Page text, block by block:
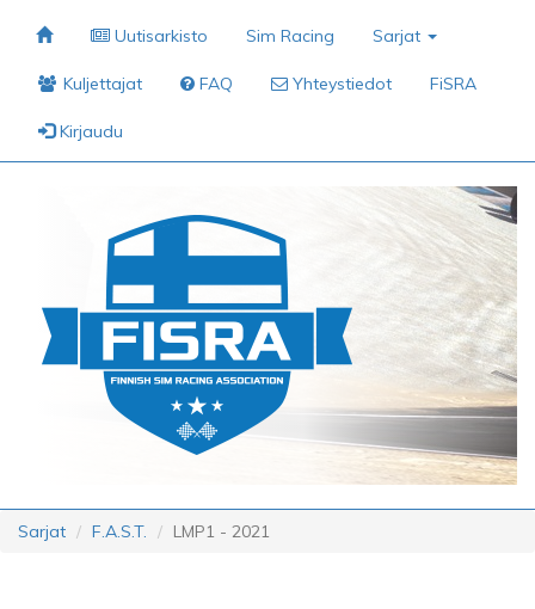
Uutisarkisto Sim Racing Sarjat
Kuljettajat FAQ Yhteystiedot FiSRA
Kirjaudu
Sarjat F.A.S.T. LMP1 - 2021